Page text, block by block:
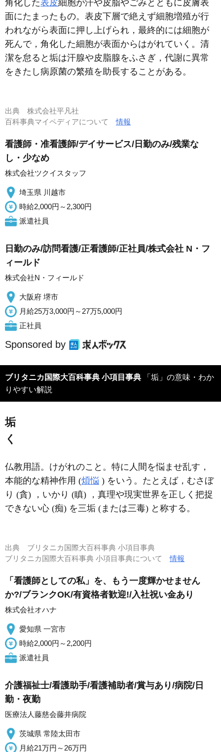
角化した表皮細胞が汗や皮脂やごみとともに皮膚表
面にたまったもの。表皮下層で絶えず細胞増殖が行
われながら表面に押し上げられ，最終的には細胞が
死んで，角化した細胞が表面からはがれていく。清
潔を怠ると垢は汗腺や皮脂腺をふさぎ，代謝に異常
をきたし病原菌の繁殖を助長することがある。
出典 株式会社平凡社
百科事典マイペディアについて情報
看護師・准看護師/デイサービス/日勤のみ/残業な
し・少なめ
株式会社ツクイスタッフ
埼玉県 川越市
時給2,000円～2,300円
派遣社員
日勤のみ/訪問看護/正看護師/正社員/株式会社 N・フ
ィールド
株式会社N・フィールド
大阪府 堺市
月給25万3,000円～27万5,000円
正社員
Sponsored by
ブリタニカ国際大百科事典 小項目事典
りやすい解説
垢
く
仏教用語。けがれのこと。特に人間を悩ませ乱す，
本能的な精神作用 (煩悩 ) をいう。たとえば，むさぼ
り (貪) ，いかり (瞋) ，真理や現実世界を正しく把捉
できない心 (痴) を三垢 (または三毒) と称する。
出典 ブリタニカ国際大百科事典 小項目事典
ブリタニカ国際大百科事典 小項目事典について情報
「看護師としての私」を、もう一度輝かせません
か?/ブランクOK/有資格者歓迎!/入社祝い金あり
株式会社オハナ
愛知県 一宮市
時給2,000円～2,200円
派遣社員
介護福祉士/看護助手/看護補助者/賞与あり/病院/日
勤・夜勤
医療法人藤慈会藤井病院
茨城県 常陸太田市
月給21万円～26万円